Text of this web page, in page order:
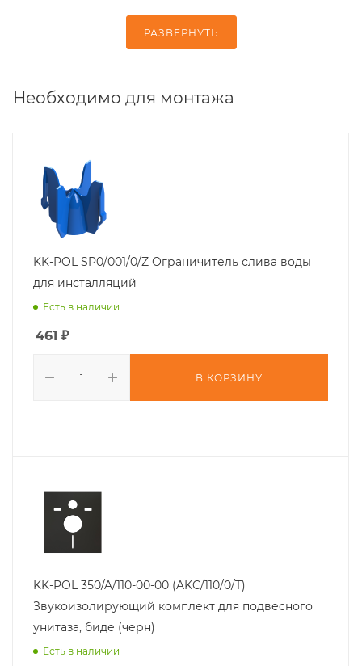
РАЗВЕРНУТЬ
Необходимо для монтажа
KK-POL SP0/001/0/Z Ограничитель слива воды
для инсталляций
Есть в наличии
461 ₽
В КОРЗИНУ
KK-POL 350/A/110-00-00 (AKC/110/0/T)
Звукоизолирующий комплект для подвесного
унитаза, биде (черн)
Есть в наличии